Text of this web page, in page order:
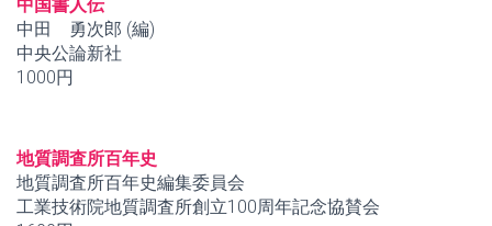
中国書人伝
中田 勇次郎 (編)
中央公論新社
1000円
地質調査所百年史
地質調査所百年史編集委員会
工業技術院地質調査所創立100周年記念協賛会